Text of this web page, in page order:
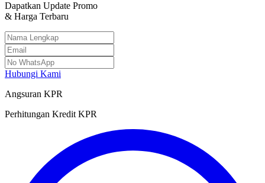
Dapatkan Update Promo
& Harga Terbaru
Hubungi Kami
Angsuran KPR
Perhitungan Kredit KPR